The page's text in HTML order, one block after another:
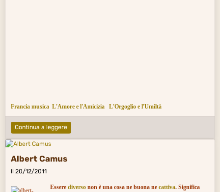
Francia musica L'Amore e l'Amicizia L'Orgoglio e l'Umiltà
Continua a leggere
Albert Camus
Il 20/12/2011
Essere diversonon è una cosa ne buona ne cattiva. Significa